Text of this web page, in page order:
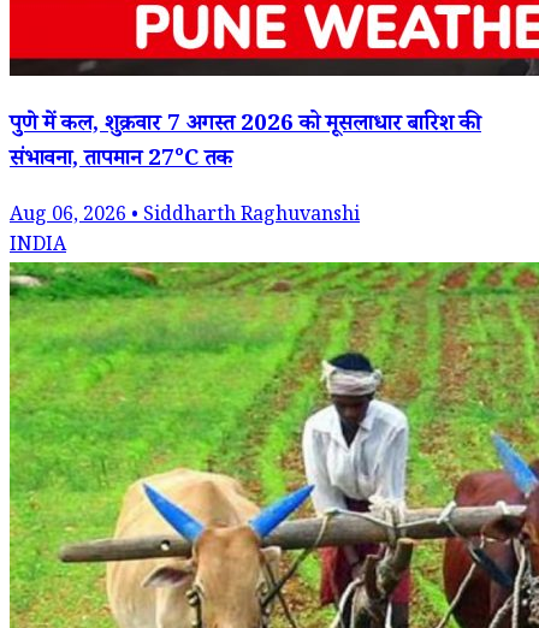
पुणे में कल, शुक्रवार 7 अगस्त 2026 को मूसलाधार बारिश की
संभावना, तापमान 27°C तक
Aug 06, 2026 • Siddharth Raghuvanshi
INDIA